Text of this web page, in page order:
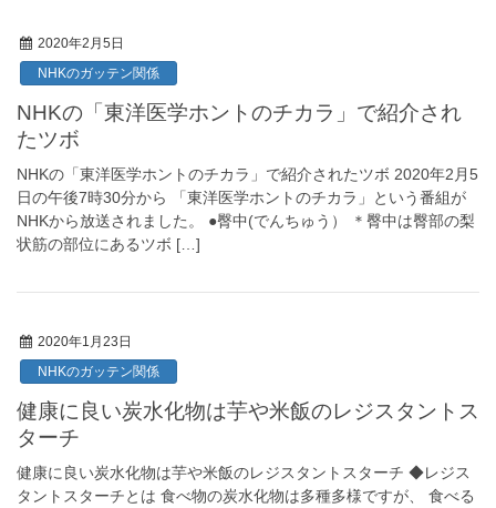
2020年2月5日
NHKのガッテン関係
NHKの「東洋医学ホントのチカラ」で紹介され
たツボ
NHKの「東洋医学ホントのチカラ」で紹介されたツボ 2020年2月5
日の午後7時30分から 「東洋医学ホントのチカラ」という番組が
NHKから放送されました。 ●臀中(でんちゅう） ＊臀中は臀部の梨
状筋の部位にあるツボ […]
2020年1月23日
NHKのガッテン関係
健康に良い炭水化物は芋や米飯のレジスタントス
ターチ
健康に良い炭水化物は芋や米飯のレジスタントスターチ ◆レジス
タントスターチとは 食べ物の炭水化物は多種多様ですが、 食べる